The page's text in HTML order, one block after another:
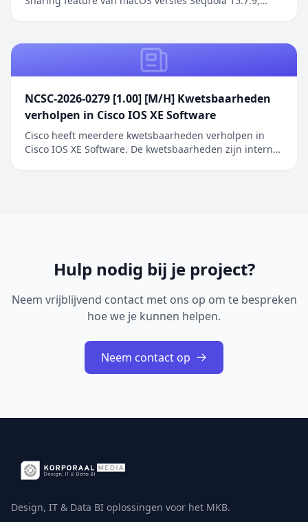
Sharing functionaliteit waarbij netwerkaanvallers
toegang kunnen verkrijgen zonder geldige
NCSC-2026-0279 [1.00] [M/H] Kwetsbaarheden
verholpen in Cisco IOS XE Software
Cisco heeft meerdere kwetsbaarheden verholpen in
Cisco IOS XE Software. De kwetsbaarheden zijn intern
Hulp nodig bij je project?
Neem vrijblijvend contact met ons op om te bespreken
hoe we je kunnen helpen.
Neem contact op
Design, IT & Data BI oplossingen voor het MKB.